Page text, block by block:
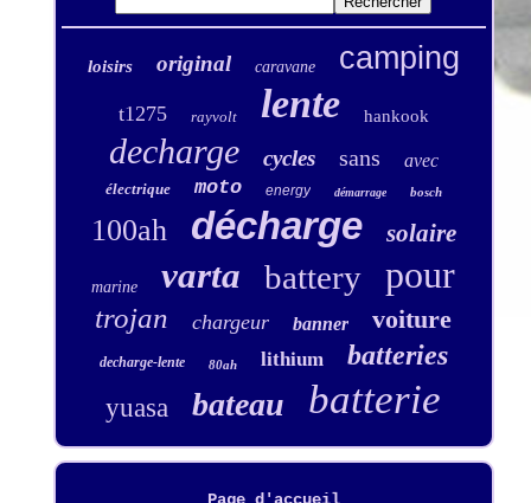
loisirs original caravane camping
t1275 rayvolt lente hankook
decharge cycles sans avec
électrique moto energy démarrage bosch
100ah décharge solaire
marine varta battery pour
trojan chargeur banner voiture
decharge-lente 80ah lithium batteries
yuasa bateau batterie